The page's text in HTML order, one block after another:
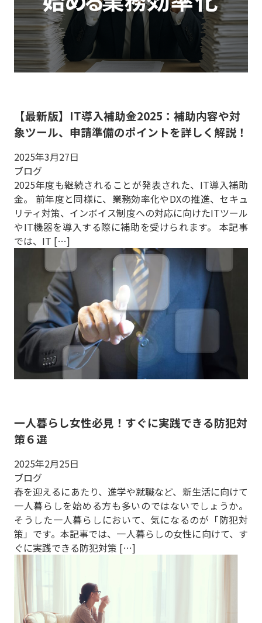
【最新版】IT導入補助金2025：補助内容や対
象ツール、申請準備のポイントを詳しく解説！
2025年3月27日
ブログ
2025年度も継続されることが発表された、IT導入補助
金。 前年度と同様に、業務効率化やDXの推進、セキュ
リティ対策、インボイス制度への対応に向けたITツール
やIT機器を導入する際に補助を受けられます。 本記事
では、IT […]
一人暮らし女性必見！すぐに実践できる防犯対
策６選
2025年2月25日
ブログ
春を迎えるにあたり、進学や就職など、新生活に向けて
一人暮らしを始める方も多いのではないでしょうか。
そうした一人暮らしにおいて、気になるのが「防犯対
策」です。本記事では、一人暮らしの女性に向けて、す
ぐに実践できる防犯対策 […]